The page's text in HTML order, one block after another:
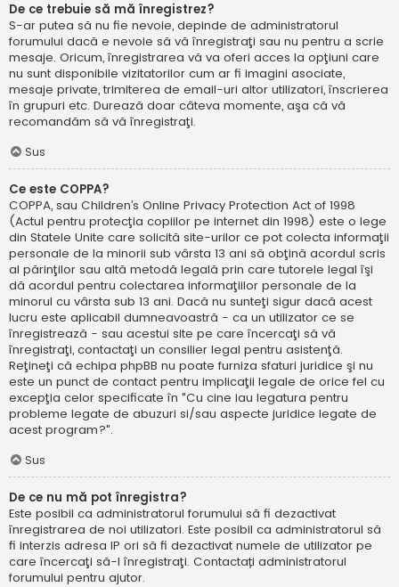
De ce trebuie să mă înregistrez?
S-ar putea să nu fie nevoie, depinde de administratorul
forumului dacă e nevoie să vă înregistraţi sau nu pentru a scrie
mesaje. Oricum, înregistrarea vă va oferi acces la opţiuni care
nu sunt disponibile vizitatorilor cum ar fi imagini asociate,
mesaje private, trimiterea de email-uri altor utilizatori, înscrierea
în grupuri etc. Durează doar câteva momente, aşa că vă
recomandăm să vă înregistraţi.
Sus
Ce este COPPA?
COPPA, sau Children’s Online Privacy Protection Act of 1998
(Actul pentru protecţia copiilor pe internet din 1998) este o lege
din Statele Unite care solicită site-urilor ce pot colecta informaţii
personale de la minorii sub vârsta 13 ani să obţină acordul scris
al părinţilor sau altă metodă legală prin care tutorele legal îşi
dă acordul pentru colectarea informaţiilor personale de la
minorul cu vârsta sub 13 ani. Dacă nu sunteţi sigur dacă acest
lucru este aplicabil dumneavoastră - ca un utilizator ce se
înregistrează - sau acestui site pe care încercaţi să vă
înregistraţi, contactaţi un consilier legal pentru asistenţă.
Reţineţi că echipa phpBB nu poate furniza sfaturi juridice şi nu
este un punct de contact pentru implicaţii legale de orice fel cu
excepţia celor specificate în "Cu cine iau legatura pentru
probleme legate de abuzuri si/sau aspecte juridice legate de
acest program?".
Sus
De ce nu mă pot înregistra?
Este posibil ca administratorul forumului să fi dezactivat
înregistrarea de noi utilizatori. Este posibil ca administratorul să
fi interzis adresa IP ori să fi dezactivat numele de utilizator pe
care încercaţi să-l înregistraţi. Contactați administratorul
forumului pentru ajutor.